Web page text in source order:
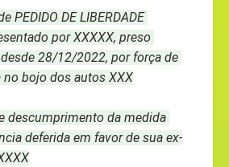
PEDIDO DE LIBERDADE
por XXXXX, preso
28/12/2022, por força de
bojo dos autos XXX
descumprimento da medida
deferida em favor de sua ex-